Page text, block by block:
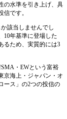
の水準を引き上げ、具
です。
該当しませんでし
10年基準に登場した
るため、実質的には3
・EWという富裕
京海上・ジャパン・オ
ース」の2つの投信の